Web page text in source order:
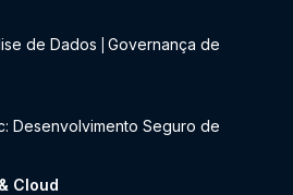
de Dados
Governança de
Desenvolvimento Seguro de
Cloud